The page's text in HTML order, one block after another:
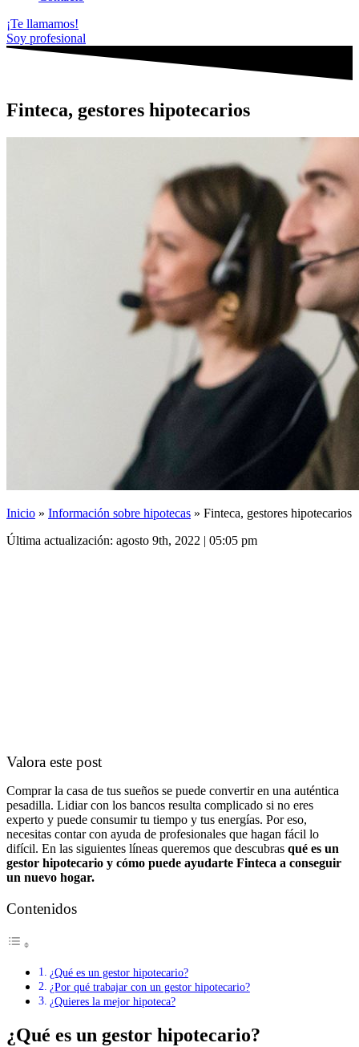
¡Te llamamos!
Soy profesional
Finteca, gestores hipotecarios
Inicio » Información sobre hipotecas » Finteca, gestores hipotecarios
Última actualización: agosto 9th, 2022 | 05:05 pm
Valora este post
Comprar la casa de tus sueños se puede convertir en una auténtica
pesadilla. Lidiar con los bancos resulta complicado si no eres
experto y puede consumir tu tiempo y tus energías. Por eso,
necesitas contar con ayuda de profesionales que hagan fácil lo
difícil. En las siguientes líneas queremos que descubras qué es un
gestor hipotecario y cómo puede ayudarte Finteca a conseguir
un nuevo hogar.
Contenidos
¿Qué es un gestor hipotecario?
¿Por qué trabajar con un gestor hipotecario?
¿Quieres la mejor hipoteca?
¿Qué es un gestor hipotecario?